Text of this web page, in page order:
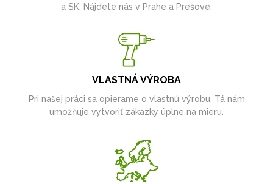
a SK. Nájdete nás v Prahe a Prešove.
VLASTNÁ VÝROBA
Pri našej práci sa opierame o vlastnú výrobu. Tá nám
umožňuje vytvoriť zákazky úplne na mieru.